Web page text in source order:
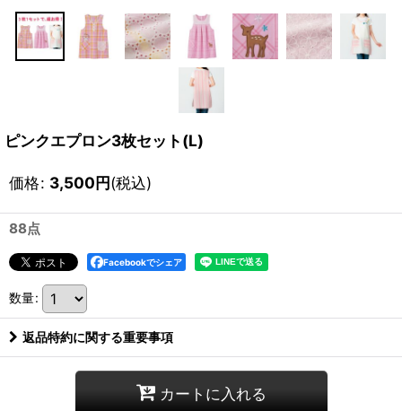
ピンクエプロン3枚セット(L)
価格: 3,500円(税込)
88点
Facebookでシェア
数量:
返品特約に関する重要事項
カートに入れる